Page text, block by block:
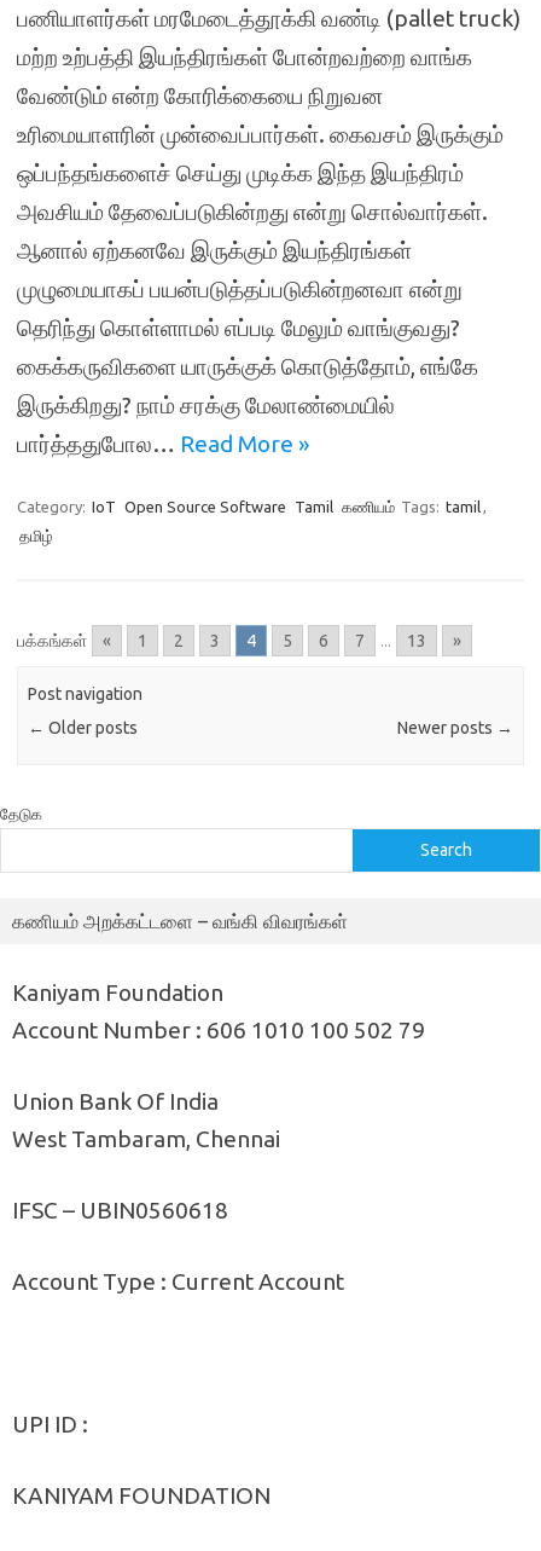
பணியாளர்கள் மரமேடைத்தூக்கி வண்டி (pallet truck)
மற்ற உற்பத்தி இயந்திரங்கள் போன்றவற்றை வாங்க
வேண்டும் என்ற கோரிக்கையை நிறுவன
உரிமையாளரின் முன்வைப்பார்கள். கைவசம் இருக்கும்
ஒப்பந்தங்களைச் செய்து முடிக்க இந்த இயந்திரம்
அவசியம் தேவைப்படுகின்றது என்று சொல்வார்கள்.
ஆனால் ஏற்கனவே இருக்கும் இயந்திரங்கள்
முழுமையாகப் பயன்படுத்தப்படுகின்றனவா என்று
தெரிந்து கொள்ளாமல் எப்படி மேலும் வாங்குவது?
கைக்கருவிகளை யாருக்குக் கொடுத்தோம், எங்கே
இருக்கிறது? நாம் சரக்கு மேலாண்மையில்
பார்த்ததுபோல… Read More »
Category: IoT Open Source Software Tamil கணியம் Tags: tamil,
தமிழ்
பக்கங்கள் « 1 2 3 4 5 6 7 ... 13 »
Post navigation
← Older posts Newer posts →
தேடுக
Search
கணியம் அறக்கட்டளை – வங்கி விவரங்கள்
Kaniyam Foundation
Account Number : 606 1010 100 502 79
Union Bank Of India
West Tambaram, Chennai
IFSC – UBIN0560618
Account Type : Current Account
UPI ID :
KANIYAM FOUNDATION